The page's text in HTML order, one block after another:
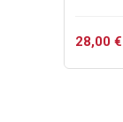
28,00 €